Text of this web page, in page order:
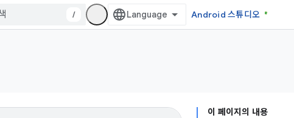
/ Android 스튜디오
이 페이지의 내용